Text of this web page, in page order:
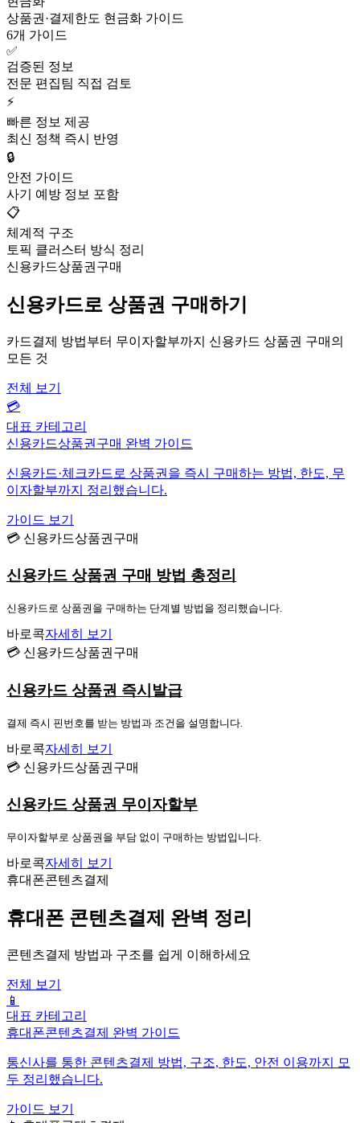
상품권·결제한도 현금화 가이드
6개 가이드
✅
검증된 정보
전문 편집팀 직접 검토
⚡
빠른 정보 제공
최신 정책 즉시 반영
🔒
안전 가이드
사기 예방 정보 포함
📋
체계적 구조
토픽 클러스터 방식 정리
신용카드상품권구매
신용카드로 상품권 구매하기
카드결제 방법부터 무이자할부까지 신용카드 상품권 구매의
모든 것
전체 보기
💳
대표 카테고리
신용카드상품권구매 완벽 가이드
신용카드·체크카드로 상품권을 즉시 구매하는 방법, 한도, 무
이자할부까지 정리했습니다.
가이드 보기
💳 신용카드상품권구매
신용카드 상품권 구매 방법 총정리
신용카드로 상품권을 구매하는 단계별 방법을 정리했습니다.
바로콕자세히 보기
💳 신용카드상품권구매
신용카드 상품권 즉시발급
결제 즉시 핀번호를 받는 방법과 조건을 설명합니다.
바로콕자세히 보기
💳 신용카드상품권구매
신용카드 상품권 무이자할부
무이자할부로 상품권을 부담 없이 구매하는 방법입니다.
바로콕자세히 보기
휴대폰콘텐츠결제
휴대폰 콘텐츠결제 완벽 정리
콘텐츠결제 방법과 구조를 쉽게 이해하세요
전체 보기
📱
대표 카테고리
휴대폰콘텐츠결제 완벽 가이드
통신사를 통한 콘텐츠결제 방법, 구조, 한도, 안전 이용까지 모
두 정리했습니다.
가이드 보기